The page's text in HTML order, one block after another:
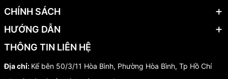
CHÍNH SÁCH
HƯỚNG DẪN
THÔNG TIN LIÊN HỆ
Địa chỉ: Kế bên 50/3/11 Hòa Bình, Phường Hòa Bình, Tp Hồ Chí